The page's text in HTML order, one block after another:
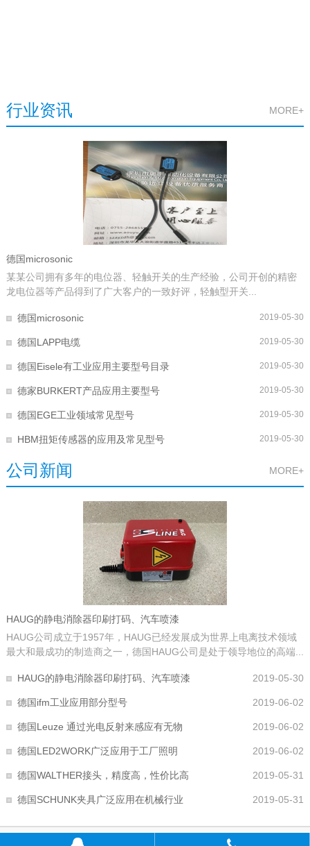
MORE+
行业资讯
德国microsonic
某某公司拥有多年的电位器、轻触开关的生产经验，公司开创的精密
龙电位器等产品得到了广大客户的一致好评，轻触型开关...
2019-05-30
德国microsonic
2019-05-30
德国LAPP电缆
2019-05-30
德国Eisele有工业应用主要型号目录
2019-05-30
德家BURKERT产品应用主要型号
2019-05-30
德国EGE工业领域常见型号
2019-05-30
HBM扭矩传感器的应用及常见型号
MORE+
公司新闻
HAUG的静电消除器印刷打码、汽车喷漆
HAUG公司成立于1957年，HAUG已经发展成为世界上电离技术领域
最大和最成功的制造商之一，德国HAUG公司是处于领导地位的高端...
2019-05-30
HAUG的静电消除器印刷打码、汽车喷漆
2019-06-02
德国ifm工业应用部分型号
2019-06-02
德国Leuze 通过光电反射来感应有无物
2019-06-02
德国LED2WORK广泛应用于工厂照明
2019-05-31
德国WALTHER接头，精度高，性价比高
2019-05-31
德国SCHUNK夹具广泛应用在机械行业